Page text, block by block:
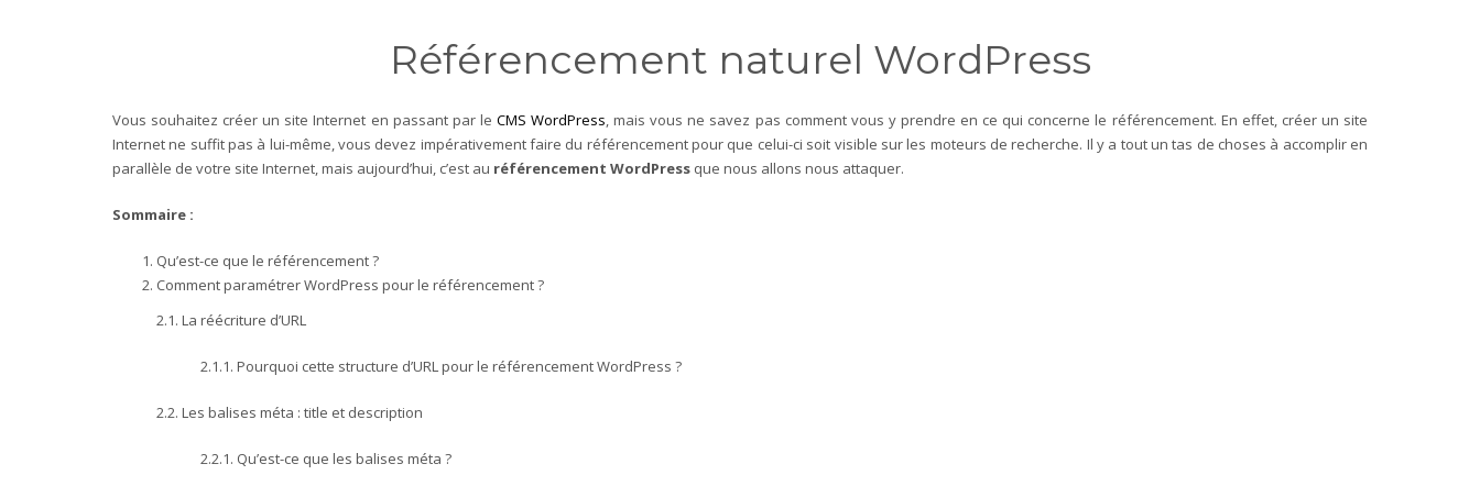
Référencement naturel WordPress
Vous souhaitez créer un site Internet en passant par le CMS WordPress, mais vous ne savez pas comment vous y prendre en ce qui concerne le référencement. En effet, créer un site
Internet ne suffit pas à lui-même, vous devez impérativement faire du référencement pour que celui-ci soit visible sur les moteurs de recherche. Il y a tout un tas de choses à accomplir en
parallèle de votre site Internet, mais aujourd’hui, c’est au référencement WordPress que nous allons nous attaquer.
Sommaire :
Qu’est-ce que le référencement ?
Comment paramétrer WordPress pour le référencement ?
2.1. La réécriture d’URL
2.1.1. Pourquoi cette structure d’URL pour le référencement WordPress ?
2.2. Les balises méta : title et description
2.2.1. Qu’est-ce que les balises méta ?